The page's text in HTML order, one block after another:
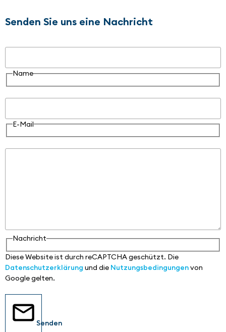
Senden Sie uns eine Nachricht
Name
E-Mail
Nachricht
Diese Website ist durch reCAPTCHA geschützt. Die
Datenschutzerklärung und die Nutzungsbedingungenvon
Google gelten.
Senden